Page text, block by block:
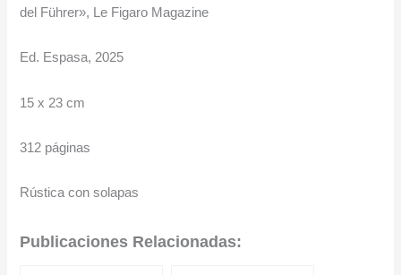
del Führer», Le Figaro Magazine
Ed. Espasa, 2025
15 x 23 cm
312 páginas
Rústica con solapas
Publicaciones Relacionadas: